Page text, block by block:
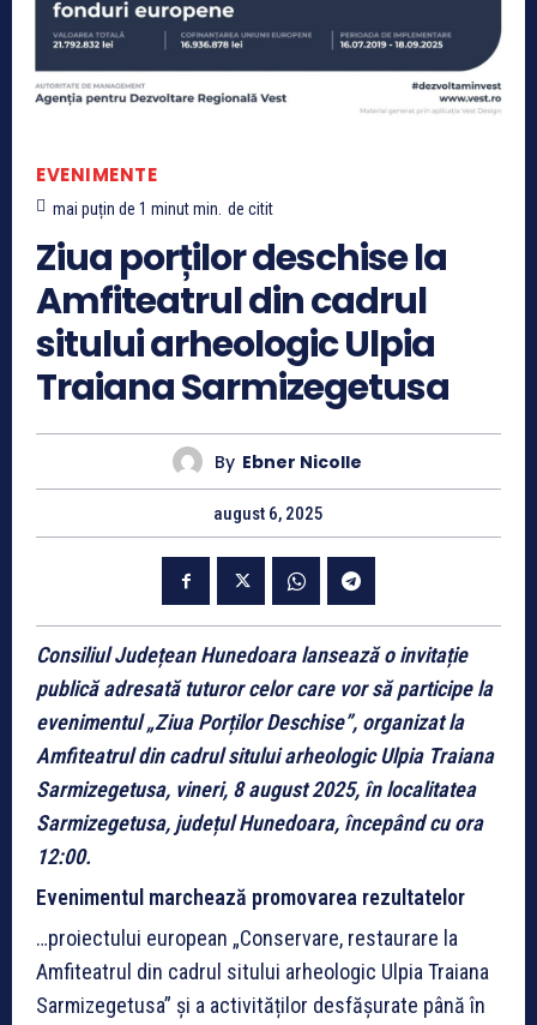
EVENIMENTE
mai puțin de 1 minutmin. de citit
Ziua porților deschise la
Amfiteatrul din cadrul
sitului arheologic Ulpia
Traiana Sarmizegetusa
By Ebner Nicolle
august 6, 2025
Consiliul Județean Hunedoara lansează o invitație
publică adresată tuturor celor care vor să participe la
evenimentul „Ziua Porților Deschise”, organizat la
Amfiteatrul din cadrul sitului arheologic Ulpia Traiana
Sarmizegetusa, vineri, 8 august 2025, în localitatea
Sarmizegetusa, județul Hunedoara, începând cu ora
12:00.
Evenimentul marchează promovarea rezultatelor
…proiectului european „Conservare, restaurare la
Amfiteatrul din cadrul sitului arheologic Ulpia Traiana
Sarmizegetusa” și a activităților desfășurate până în